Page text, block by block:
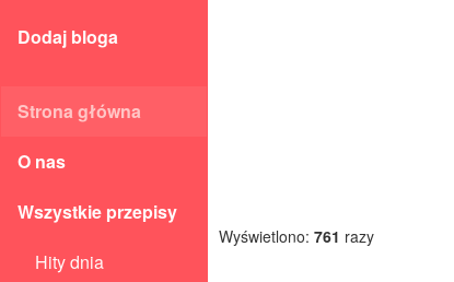
Dodaj bloga
Strona główna
O nas
Wszystkie przepisy
Hity dnia
Wyświetlono: 761 razy